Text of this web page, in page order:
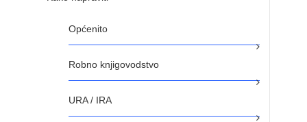
Općenito
Robno knjigovodstvo
URA / IRA